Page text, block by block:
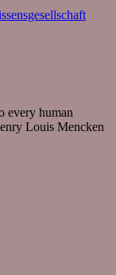
every human
Louis Mencken